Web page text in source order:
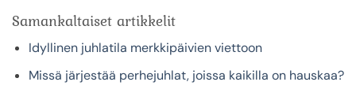
Samankaltaiset artikkelit
Idyllinen juhlatila merkkipäivien viettoon
Missä järjestää perhejuhlat, joissa kaikilla on hauskaa?